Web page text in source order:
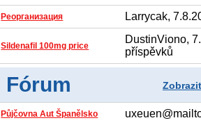
Реорганизация Larrycak,
Sildenafil 100mg price
DustinViono,
příspěvků
Fórum
Půjčovna Aut Španělsko